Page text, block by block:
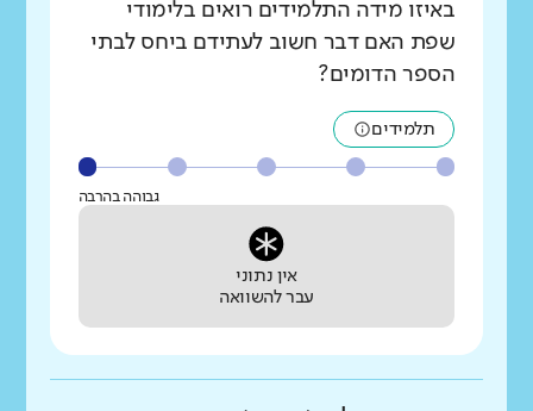
באיזו מידה התלמידים רואים בלימודי
שפת האם דבר חשוב לעתידם ביחס לבתי
הספר הדומים?
תלמידים
גבוהה בהרבה
אין נתוני
עבר להשוואה